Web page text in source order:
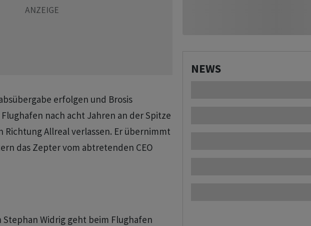
erfolgen und Brosis
nach acht Jahren an der Spitze
Richtung Allreal verlassen. Er übernimmt
das Zepter vom abtretenden CEO
Stephan Widrig geht beim Flughafen
NEWS